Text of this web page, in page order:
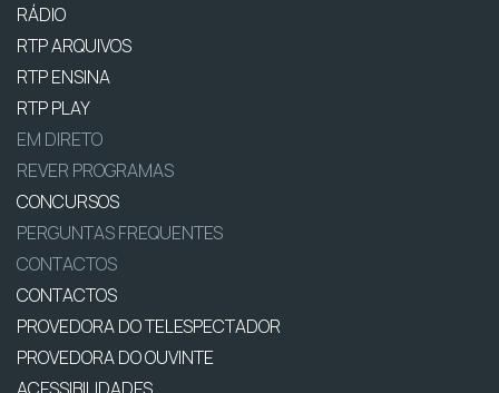
RÁDIO
RTP ARQUIVOS
RTP ENSINA
RTP PLAY
EM DIRETO
REVER PROGRAMAS
CONCURSOS
PERGUNTAS FREQUENTES
CONTACTOS
CONTACTOS
PROVEDORA DO TELESPECTADOR
PROVEDORA DO OUVINTE